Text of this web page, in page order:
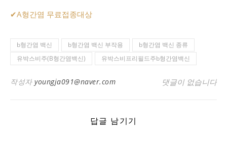
✔A형간염 무료접종대상
b형간염 백신 b형간염 백신 부작용
b형간염 백신 종류
유박스비주(B형간염백신)
유박스비프리필드주b형간염백신
작성자 youngja091@naver.com 댓글이 없습니다
답글 남기기